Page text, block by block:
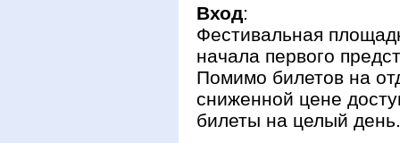
Вход:
Фестивальная
начала первого
Помимо билетов на
сниженной цене
билеты на целый день.